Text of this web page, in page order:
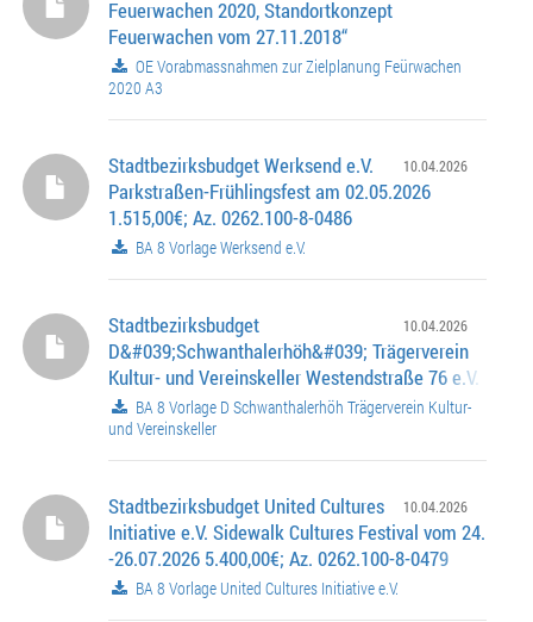
Feuerwachen 2020, Standortkonzept
Feuerwachen vom 27.11.2018“
OE Vorabmassnahmen zur Zielplanung Feürwachen
2020 A3
10.04.2026
Stadtbezirksbudget Werksend e.V.
Parkstraßen-Frühlingsfest am 02.05.2026
1.515,00€; Az. 0262.100-8-0486
BA 8 Vorlage Werksend e.V.
10.04.2026
Stadtbezirksbudget
D&#039;Schwanthalerhöh&#039; Trägerverein
Kultur- und Vereinskeller Westendstraße 76 e.V.
Rahmenprogramm zu Kunst- und Kulturtage
Gesichter 2026“ vom 12.06.- 08.08.2026 4.100,00€; Az.
0262.100-8-0485
BA 8 Vorlage D Schwanthalerhöh Trägerverein Kultur-
und Vereinskeller
10.04.2026
Stadtbezirksbudget United Cultures
Initiative e.V. Sidewalk Cultures Festival vom 24.
-26.07.2026 5.400,00€; Az. 0262.100-8-0479
BA 8 Vorlage United Cultures Initiative e.V.